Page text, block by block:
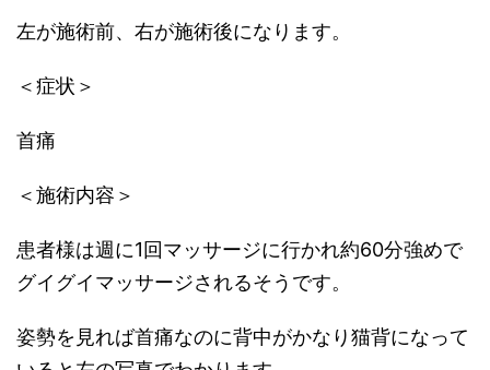
左が施術前、右が施術後になります。
＜症状＞
首痛
＜施術内容＞
患者様は週に1回マッサージに行かれ約60分強めで
グイグイマッサージされるそうです。
姿勢を見れば首痛なのに背中がかなり猫背になって